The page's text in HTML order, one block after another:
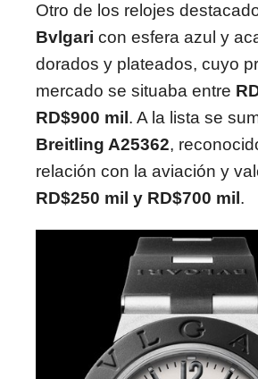
Otro de los relojes
Bvlgari con esfera azul y
dorados y plateados, cuyo
mercado se situaba entre
RD$900 mil . A la lista se
Breitling A25362,
relación con la aviación y
RD$250 mil y RD$700 mil .